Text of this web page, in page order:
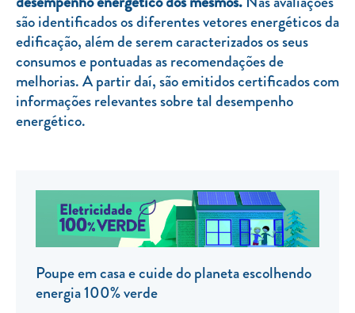
APP MOBILE
CONTADORES ELÉTRICOS
FATURAS
PRÉMIOS
Preços de referência
Documentos úteis
Política de privacidade
Livro de reclamações
são identificados os diferentes vetores energéticos da
edificação, além de serem caracterizados os seus
consumos e pontuadas as recomendações de
melhorias. A partir daí, são emitidos certificados com
informações relevantes sobre tal desempenho
energético.
Poupe em casa e cuide do planeta escolhendo
energia 100% verde